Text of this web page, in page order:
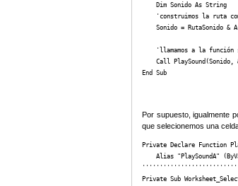
    Dim Sonido As String
'construimos la ruta
Sonido = RutaSonido &
'llamamos a la función
Call PlaySound(Sonido,
End Sub
Por supuesto, igualmente
que selecionemos una
Private Declare Function
Alias "PlaySoundA"
Private Sub